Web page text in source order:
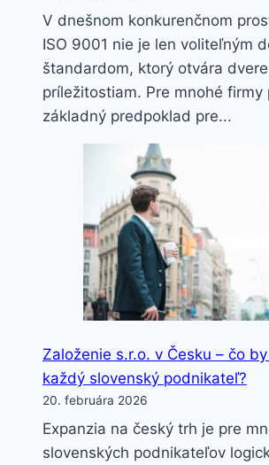
V dnešnom konkurenčnom
ISO 9001 nie je len voliteľným
štandardom, ktorý otvára
príležitostiam. Pre mnohé firmy
základný predpoklad pre...
Založenie s.r.o. v Česku – čo
každý slovenský podnikateľ?
20. februára 2026
Expanzia na český trh je pre
slovenských podnikateľov